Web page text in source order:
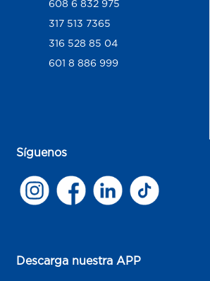
608 6 832 975
317 513 7365
316 528 85 04
601 8 886 999
Síguenos
Descarga nuestra APP